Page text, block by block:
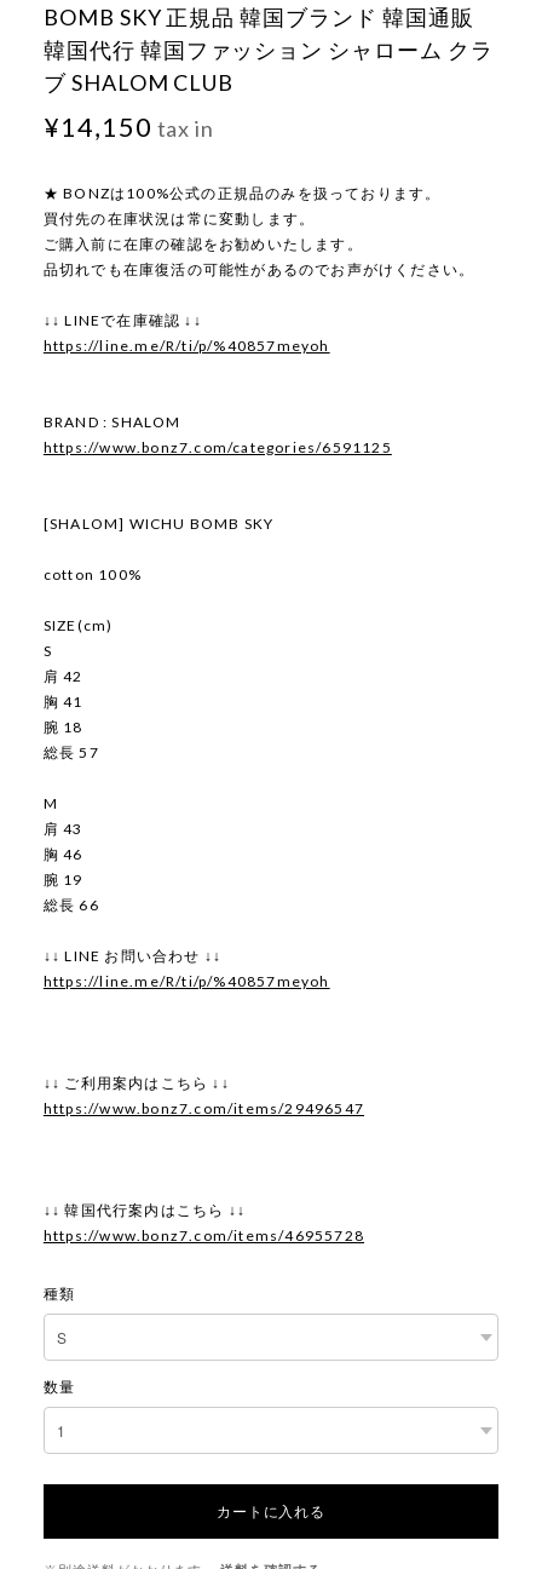
BOMB SKY 正規品 韓国ブランド 韓国通販
韓国代行 韓国ファッション シャローム クラ
ブ SHALOM CLUB
¥14,150 tax in
★ BONZは100%公式の正規品のみを扱っております。
買付先の在庫状況は常に変動します。
ご購入前に在庫の確認をお勧めいたします。
品切れでも在庫復活の可能性があるのでお声がけください。
↓↓ LINEで在庫確認 ↓↓
https://line.me/R/ti/p/%40857meyoh
BRAND : SHALOM
https://www.bonz7.com/categories/6591125
[SHALOM] WICHU BOMB SKY
cotton 100%
SIZE(cm)
S
肩 42
胸 41
腕 18
総長 57
M
肩 43
胸 46
腕 19
総長 66
↓↓ LINE お問い合わせ ↓↓
https://line.me/R/ti/p/%40857meyoh
↓↓ ご利用案内はこちら ↓↓
https://www.bonz7.com/items/29496547
↓↓ 韓国代行案内はこちら ↓↓
https://www.bonz7.com/items/46955728
種類
数量
カートに入れる